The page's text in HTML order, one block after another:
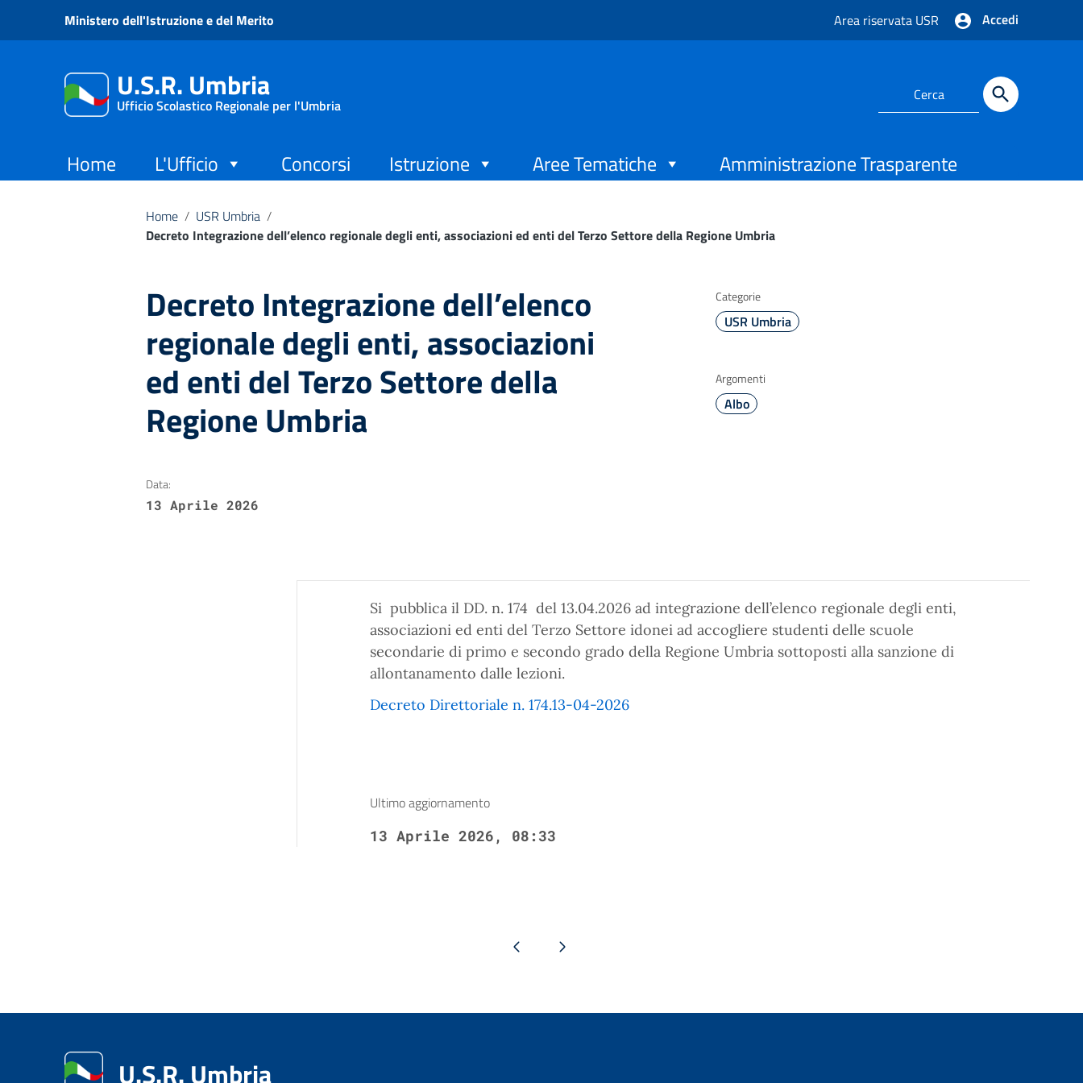
Vai ai contenuti
Vai al menu di navigazione
Ministero dell'Istruzione e del Merito Area riservata USR Accedi
U.S.R. Umbria
Ufficio Scolastico Regionale per l'Umbria
Home L'Ufficio Concorsi Istruzione Aree Tematiche Amministrazione Trasparente
Home / USR Umbria /
Decreto Integrazione dell’elenco regionale degli enti, associazioni ed enti del Terzo Settore della Regione Umbria
Decreto Integrazione dell’elenco
regionale degli enti, associazioni
ed enti del Terzo Settore della
Regione Umbria
Categorie
USR Umbria
Argomenti
Albo
Data:
13 Aprile 2026
Si pubblica il DD. n. 174 del 13.04.2026 ad integrazione dell’elenco regionale degli enti,
associazioni ed enti del Terzo Settore idonei ad accogliere studenti delle scuole
secondarie di primo e secondo grado della Regione Umbria sottoposti alla sanzione di
allontanamento dalle lezioni.
Decreto Direttoriale n. 174.13-04-2026
Ultimo aggiornamento
13 Aprile 2026, 08:33
Pagina precedentePagina successiva
U.S.R. Umbria